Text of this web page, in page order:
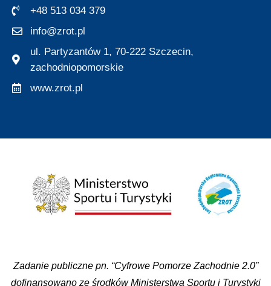
+48 513 034 379
info@zrot.pl
ul. Partyzantów 1, 70-222 Szczecin,
zachodniopomorskie
www.zrot.pl
Zadanie publiczne pn. “Cyfrowe Pomorze Zachodnie 2.0”
dofinansowano ze środków Ministerstwa Sportu i Turystyki